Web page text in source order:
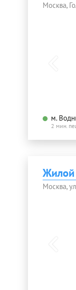
Москва,
м.
2 мин.
Жилой
Москва,